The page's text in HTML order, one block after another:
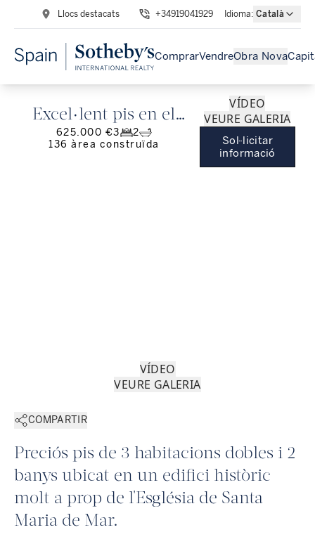
Llocs destacats +34919041929 Idioma: Català
ComprarVendreObra Nova
Excel·lent pis en el
corazon del Born
625.000 €3
2
136 àrea construïda
VÍDEO
VEURE GALERIA
Sol·licitar
informació
VÍDEO
VEURE GALERIA
COMPARTIR
Preciós pis de 3 habitacions dobles i 2
banys ubicat en un edifici històric
molt a prop de l'Església de Santa
Maria de Mar.